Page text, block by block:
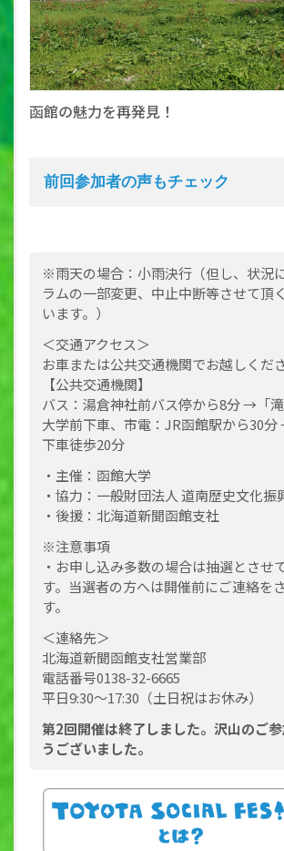
函館の魅力を再発見！
前回参加者の声もチェック
※雨天の場合：小雨決行（但し、状況
ラムの一部変更、中止中断等させて頂
います。）
＜交通アクセス＞
お車または公共交通機関でお越しくだ
【公共交通機関】
バス：湯倉神社前バス停から8分 →「
大学前下車、市電：JR函館駅から30
下車徒歩20分
・主催：函館大学
・協力：一般財団法人 道南歴史文化振
・後援：北海道新聞函館支社
※注意事項
・お申し込み多数の場合は抽選とさせ
す。当選者の方へは開催前にご連絡を
す。
＜連絡先＞
北海道新聞函館支社営業部
電話番号0138-32-6665
平日9:30～17:30（土日祝はお休み）
第2回開催は終了しました。沢山のご
うございました。